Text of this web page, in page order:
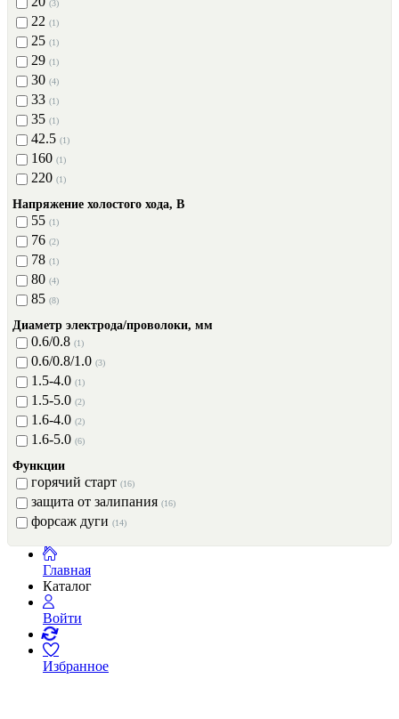
(3)
22 (1)
25 (1)
29 (1)
30 (4)
33 (1)
35 (1)
42.5 (1)
160 (1)
220 (1)
Напряжение холостого хода, В
55 (1)
76 (2)
78 (1)
80 (4)
85 (8)
Диаметр электрода/проволоки, мм
0.6/0.8 (1)
0.6/0.8/1.0 (3)
1.5-4.0 (1)
1.5-5.0 (2)
1.6-4.0 (2)
1.6-5.0 (6)
Функции
горячий старт (16)
защита от залипания (16)
форсаж дуги (14)
Главная
Каталог
Войти
Избранное